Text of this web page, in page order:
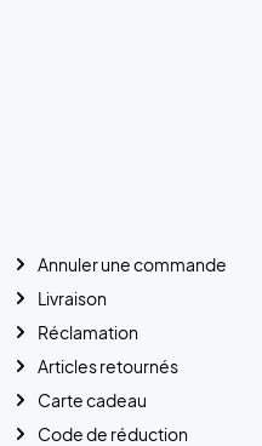
Annuler une commande
Livraison
Réclamation
Articles retournés
Carte cadeau
Code de réduction